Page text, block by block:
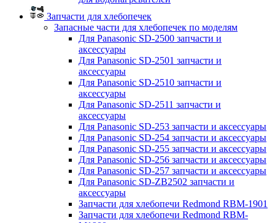
Запчасти для хлебопечек
Запасные части для хлебопечек по моделям
Для Panasonic SD-2500 запчасти и
аксессуары
Для Panasonic SD-2501 запчасти и
аксессуары
Для Panasonic SD-2510 запчасти и
аксессуары
Для Panasonic SD-2511 запчасти и
аксессуары
Для Panasonic SD-253 запчасти и аксессуары
Для Panasonic SD-254 запчасти и аксессуары
Для Panasonic SD-255 запчасти и аксессуары
Для Panasonic SD-256 запчасти и аксессуары
Для Panasonic SD-257 запчасти и аксессуары
Для Panasonic SD-ZB2502 запчасти и
аксессуары
Запчасти для хлебопечи Redmond RBM-1901
Запчасти для хлебопечи Redmond RBM-